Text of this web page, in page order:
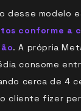
desse modelo
conforme a
. A própria
consome
cerca de 4
cliente fizer